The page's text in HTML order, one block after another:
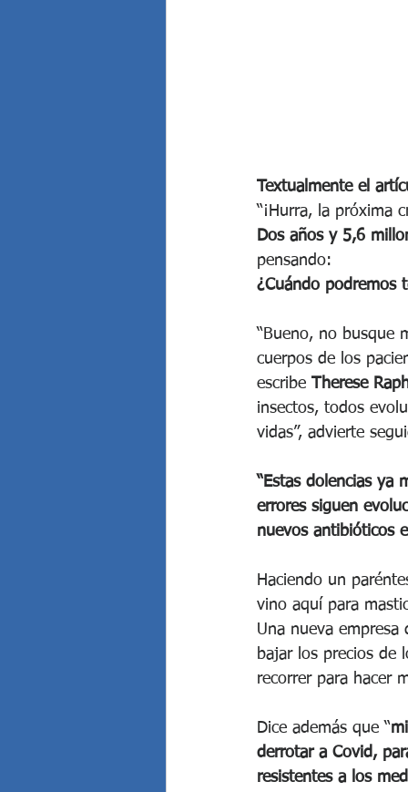
Textualmente el
“¡Hurra, la próxima
Dos años y 5,6
pensando:
¿Cuándo podremos
“Bueno, no busque
cuerpos de los
escribe Therese
insectos, todos
vidas”, advierte
“Estas dolencias ya
errores siguen
nuevos antibióticos
Haciendo un
vino aquí para
Una nueva empresa
bajar los precios de
recorrer para hacer
Dice además que “
derrotar a Covid,
resistentes a los